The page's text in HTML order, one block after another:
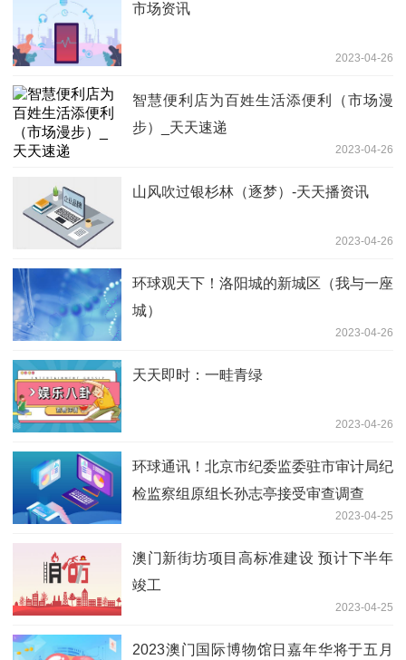
市场资讯
2023-04-26
智慧便利店为百姓生活添便利（市场漫
步）_天天速递
2023-04-26
山风吹过银杉林（逐梦）-天天播资讯
2023-04-26
环球观天下！洛阳城的新城区（我与一座
城）
2023-04-26
天天即时：一畦青绿
2023-04-26
环球通讯！北京市纪委监委驻市审计局纪
检监察组原组长孙志亭接受审查调查
2023-04-25
澳门新街坊项目高标准建设 预计下半年
竣工
2023-04-25
2023澳门国际博物馆日嘉年华将于五月